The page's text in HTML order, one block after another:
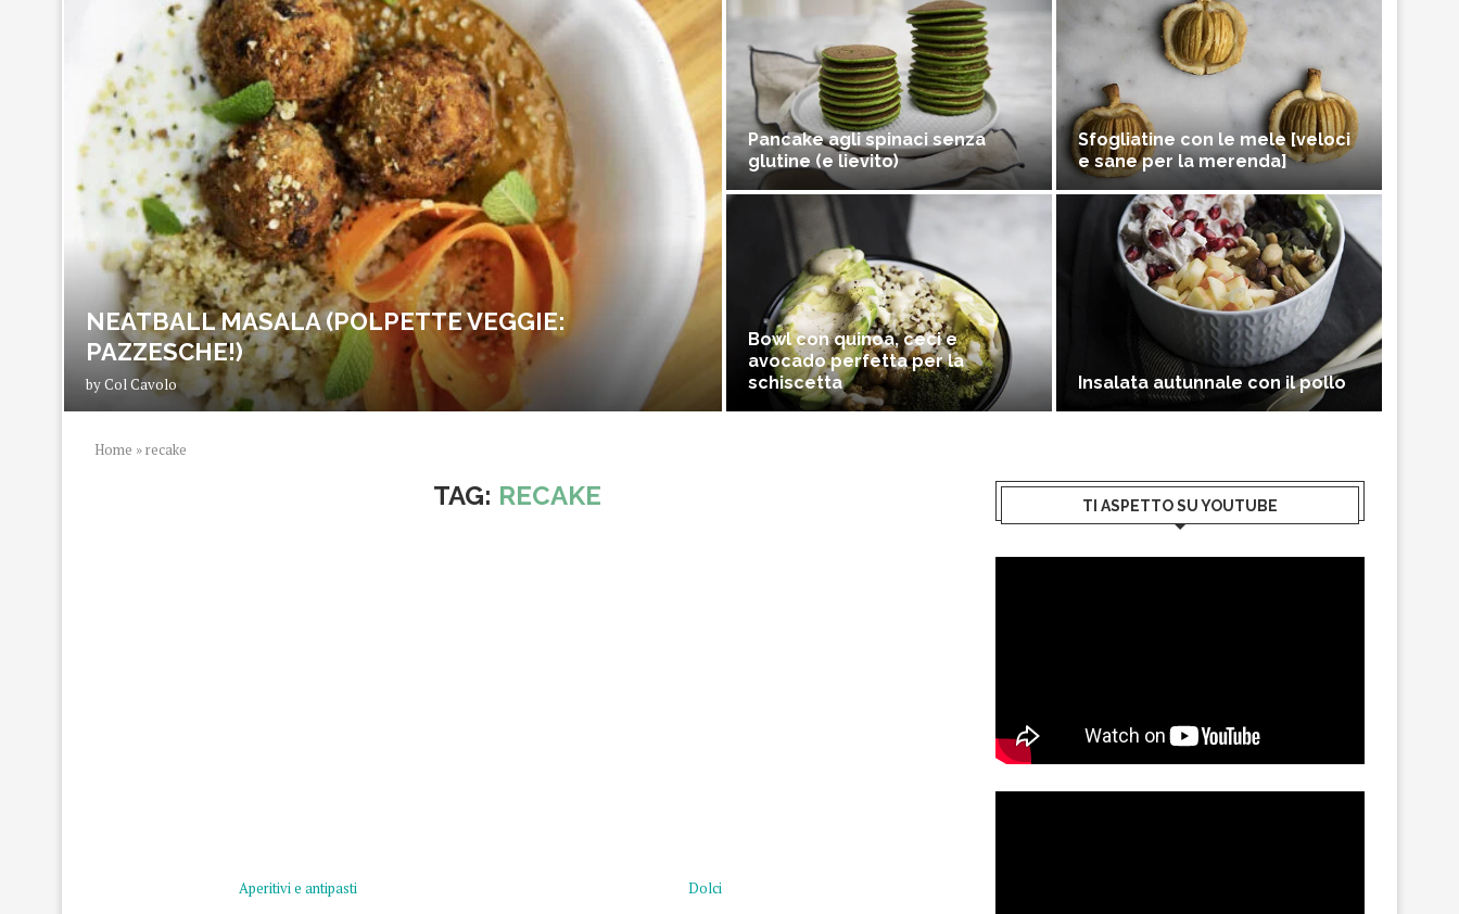
NEATBALL MASALA (POLPETTE VEGGIE:
PAZZESCHE!)
byCol Cavolo
Pancake agli spinaci senza
glutine (e lievito)
Bowl con quinoa, ceci e
avocado perfetta per la
schiscetta
Sfogliatine con le mele [veloci
e sane per la merenda]
Insalata autunnale con il pollo
Home »recake
TAG: RECAKE
Aperitivi e antipasti Dolci
TI ASPETTO SU YOUTUBE